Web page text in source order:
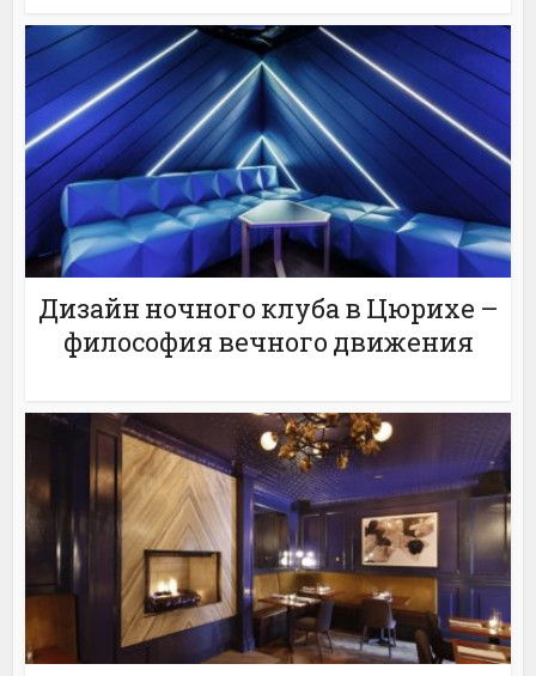
Дизайн ночного клуба в Цюрихе –
философия вечного движения